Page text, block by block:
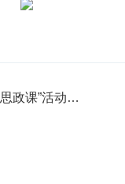
政课”活动…